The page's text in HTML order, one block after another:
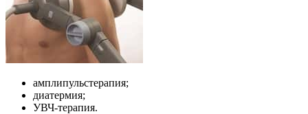
амплипульстерапия;
диатермия;
УВЧ-терапия.